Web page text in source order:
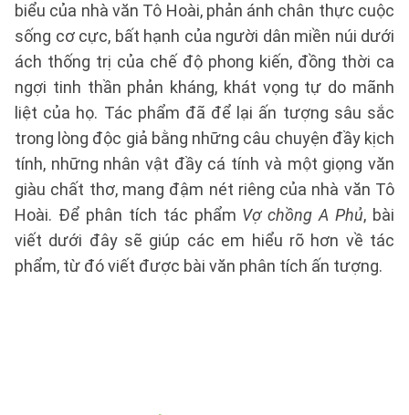
biểu của nhà văn Tô Hoài, phản ánh chân thực cuộc
sống cơ cực, bất hạnh của người dân miền núi dưới
ách thống trị của chế độ phong kiến, đồng thời ca
ngợi tinh thần phản kháng, khát vọng tự do mãnh
liệt của họ. Tác phẩm đã để lại ấn tượng sâu sắc
trong lòng độc giả bằng những câu chuyện đầy kịch
tính, những nhân vật đầy cá tính và một giọng văn
giàu chất thơ, mang đậm nét riêng của nhà văn Tô
Hoài. Để phân tích tác phẩm Vợ chồng A Phủ, bài
viết dưới đây sẽ giúp các em hiểu rõ hơn về tác
phẩm, từ đó viết được bài văn phân tích ấn tượng.